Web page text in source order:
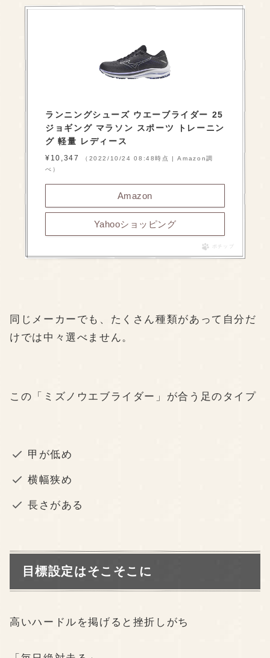
ランニングシューズ ウエーブライダー 25
ジョギング マラソン スポーツ トレーニン
グ 軽量 レディース
¥10,347
（2022/10/24 08:48時点 | Amazon調
べ）
Amazon
Yahooショッピング
ポチップ
同じメーカーでも、たくさん種類があって自分だ
けでは中々選べません。
この「ミズノウエブライダー」が合う足のタイプ
甲が低め
横幅狭め
長さがある
目標設定はそこそこに
高いハードルを掲げると挫折しがち